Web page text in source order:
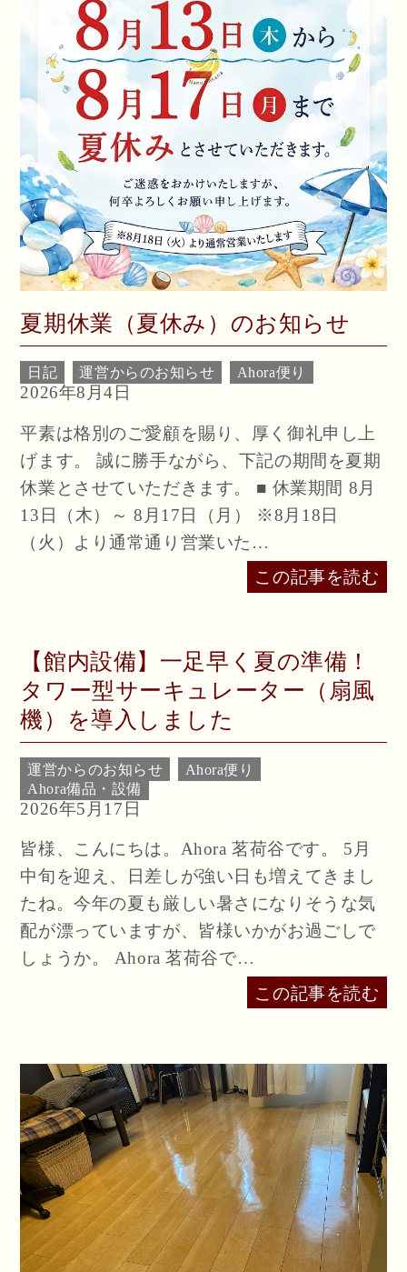
夏期休業（夏休み）のお知らせ
日記 運営からのお知らせ Ahora便り
2026年8月4日
平素は格別のご愛顧を賜り、厚く御礼申し上
げます。 誠に勝手ながら、下記の期間を夏期
休業とさせていただきます。 ■ 休業期間 8月
13日（木）～ 8月17日（月） ※8月18日
（火）より通常通り営業いた…
この記事を読む
【館内設備】一足早く夏の準備！
タワー型サーキュレーター（扇風
機）を導入しました
運営からのお知らせ
Ahora便り
Ahora備品・設備
2026年5月17日
皆様、こんにちは。Ahora 茗荷谷です。 5月
中旬を迎え、日差しが強い日も増えてきまし
たね。今年の夏も厳しい暑さになりそうな気
配が漂っていますが、皆様いかがお過ごしで
しょうか。 Ahora 茗荷谷で…
この記事を読む